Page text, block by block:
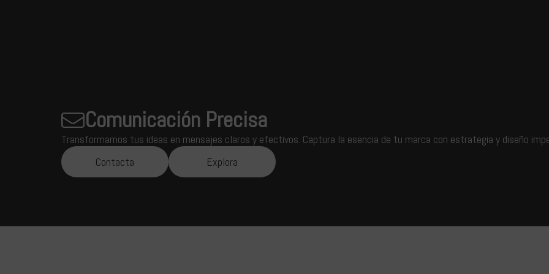
Comunicación Precisa
Transformamos tus ideas en mensajes claros y efectivos. Captura la esencia de tu marca con estrategia y diseño
Contacta
Explora